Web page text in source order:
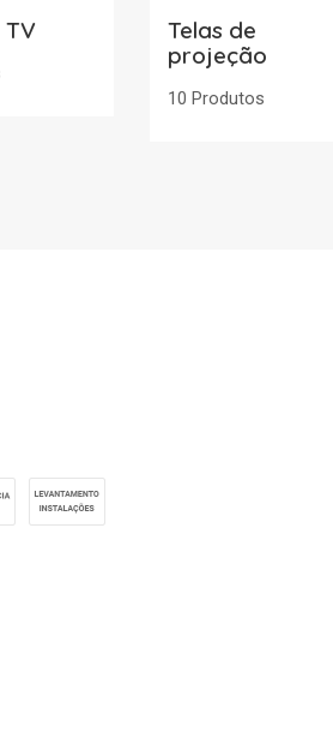
TV
Telas de
projeção
10 Produtos